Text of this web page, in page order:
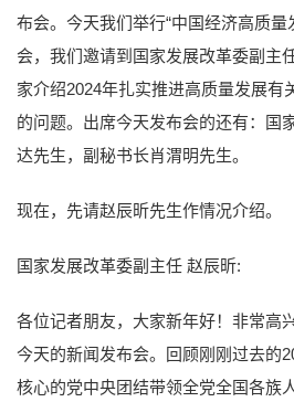
布会。今天我们举行“中国经济高质量
会，我们邀请到国家发展改革委副主
家介绍2024年扎实推进高质量发展有
的问题。出席今天发布会的还有：国
达先生，副秘书长肖渭明先生。
现在，先请赵辰昕先生作情况介绍。
国家发展改革委副主任 赵辰昕:
各位记者朋友，大家新年好！非常高
今天的新闻发布会。回顾刚刚过去的
核心的党中央团结带领全党全国各族